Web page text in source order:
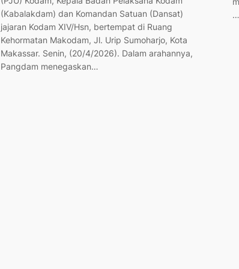
(Kabalakdam) dan Komandan Satuan (Dansat)
jajaran Kodam XIV/Hsn, bertempat di Ruang
Kehormatan Makodam, Jl. Urip Sumoharjo, Kota
Makassar. Senin, (20/4/2026). Dalam arahannya,
Pangdam menegaskan…
…